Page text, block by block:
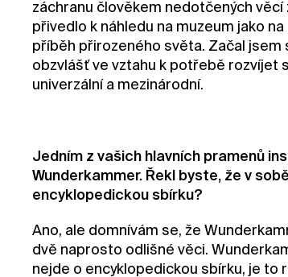
záchranu člověkem nedotčených
přivedlo k náhledu na muzeum jako
příběh přirozeného světa. Začal jsem
obzvlášť ve vztahu k potřebě rozvíjet
univerzální a mezinárodní.
Jedním z vašich hlavních pramenů
Wunderkammer. Řekl byste, že v
encyklopedickou sbírku?
Ano, ale domnívám se, že
dvě naprosto odlišné věci.
nejde o encyklopedickou sbírku, je